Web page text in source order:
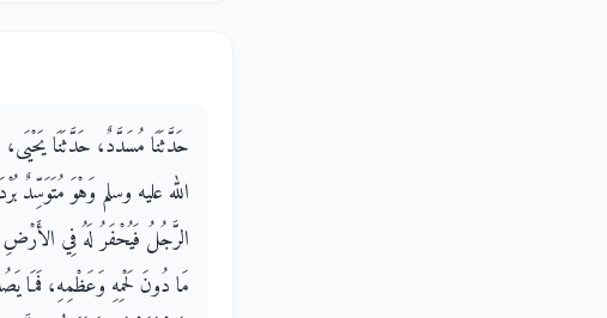
حَدَّثَنَا مُسَدَّدٌ، حَدَّثَنَا
الله عليه وسلم وَهْوَ مُتَوَسِّدٌ
الرَّجُلُ فَيُحْفَرُ لَهُ فِي
مَا دُونَ لَحْمِهِ وَعَظْمِهِ، فَمَا